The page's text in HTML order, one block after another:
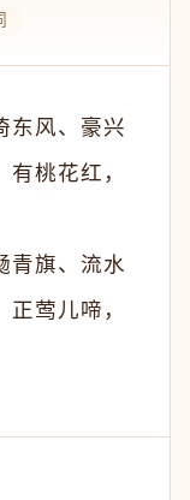
风、豪兴
桃花红，
旗、流水
莺儿啼，